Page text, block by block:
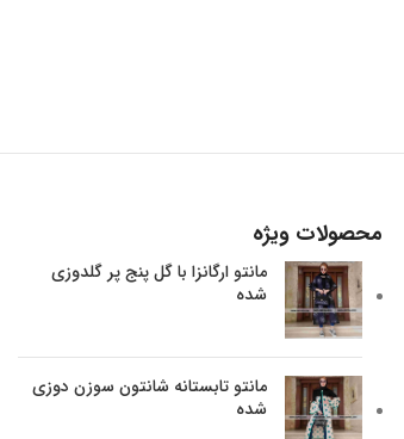
محصولات ویژه
مانتو ارگانزا با گل پنج پر گلدوزی
شده
مانتو تابستانه شانتون سوزن دوزی
شده